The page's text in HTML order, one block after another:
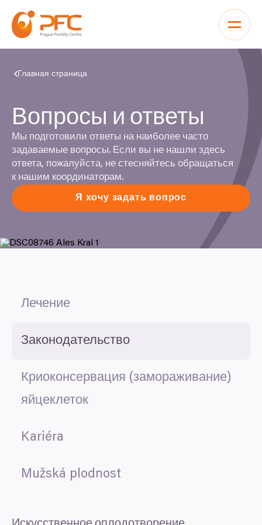
Главная страница
Вопросы и ответы
Мы подготовили ответы на наиболее часто
задаваемые вопросы. Если вы не нашли здесь
ответа, пожалуйста, не стесняйтесь обращаться
к нашим координаторам.
Я хочу задать вопрос
Лечение
Законодательство
Криоконсервация (замораживание)
яйцеклеток
Kariéra
Mužská plodnost